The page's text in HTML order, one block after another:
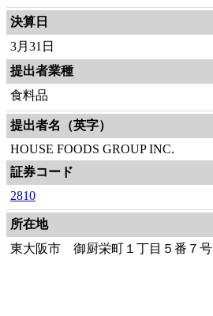
決算日
3月31日
提出者業種
食料品
提出者名（英字）
HOUSE FOODS GROUP INC.
証券コード
2810
所在地
東大阪市 御厨栄町１丁目５番７号